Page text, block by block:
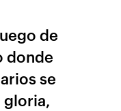
de
donde
se
gloria,